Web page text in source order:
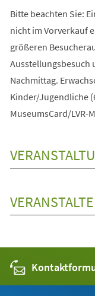
Bitte beachten Sie:
nicht im Vorverkauf
größeren
Ausstellungsbesuch
Nachmittag.
Kinder/Jugendliche
MuseumsCard/